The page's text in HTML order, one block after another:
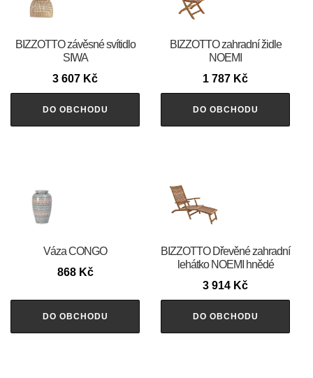
BIZZOTTO závěsné svítidlo
SIWA
3 607 Kč
DO OBCHODU
BIZZOTTO zahradní židle
NOEMI
1 787 Kč
DO OBCHODU
Váza CONGO
868 Kč
DO OBCHODU
BIZZOTTO Dřevěné zahradní
lehátko NOEMI hnědé
3 914 Kč
DO OBCHODU